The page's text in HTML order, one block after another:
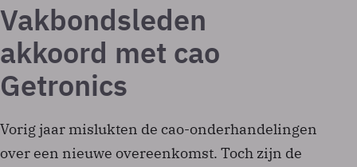
Vakbondsleden
akkoord met cao
Getronics
Vorig jaar mislukten de cao-onderhandelingen
over een nieuwe overeenkomst. Toch zijn de